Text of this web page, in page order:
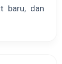
baru, dan